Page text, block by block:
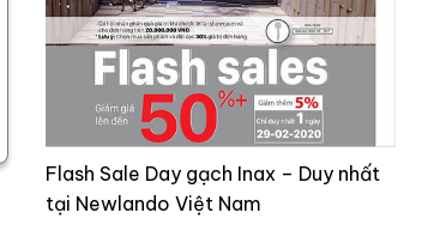
Flash Sale Day gạch Inax – Duy nhất
tại Newlando Việt Nam